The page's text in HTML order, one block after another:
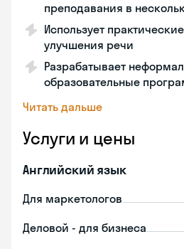
преподавания в
Использует
улучшения речи
Разрабатывает
образовательные
Читать дальше
Услуги и цены
Английский язык
Для маркетологов
Деловой - для бизнеса